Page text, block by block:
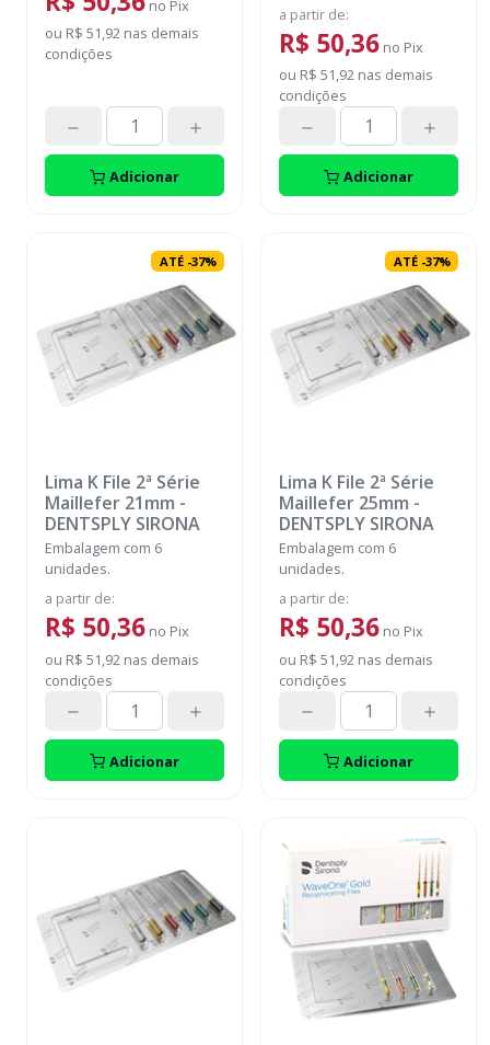
no Pix
ou R$ 51,92 nas demais
condições
Adicionar
a partir de:
R$ 50,36 no Pix
ou R$ 51,92 nas demais
condições
Adicionar
ATÉ -37%
Lima K File 2ª Série
Maillefer 21mm -
DENTSPLY SIRONA
Embalagem com 6
unidades.
a partir de:
R$ 50,36 no Pix
ou R$ 51,92 nas demais
condições
Adicionar
ATÉ -37%
Lima K File 2ª Série
Maillefer 25mm -
DENTSPLY SIRONA
Embalagem com 6
unidades.
a partir de:
R$ 50,36 no Pix
ou R$ 51,92 nas demais
condições
Adicionar